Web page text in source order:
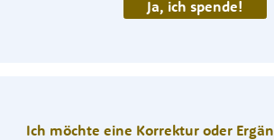
Ja, ich spende!
Ich möchte eine Korrektur oder